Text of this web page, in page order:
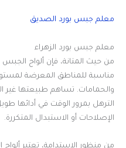
معلم جبس بورد الصديق
معلم جبس بورد الزهراء
من حيث المتانة، فإن ألواح
مناسبة للمناطق المعرضة
والحمامات. تساهم طبيعتها غير
الترهل بمرور الوقت في أدائها
الإصلاحات أو الاستبدال المتكررة.
من منظور الاستدامة، تعتبر ألواح